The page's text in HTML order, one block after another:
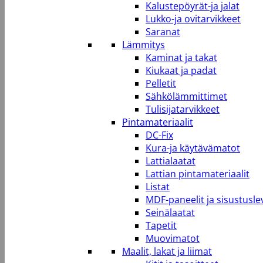
Kalustepöyrät-ja jalat
Lukko-ja ovitarvikkeet
Saranat
Lämmitys
Kaminat ja takat
Kiukaat ja padat
Pelletit
Sähkölämmittimet
Tulisijatarvikkeet
Pintamateriaalit
DC-Fix
Kura-ja käytävämatot
Lattialaatat
Lattian pintamateriaalit
Listat
MDF-paneelit ja
Seinälaatat
Tapetit
Muovimatot
Maalit, lakat ja liimat